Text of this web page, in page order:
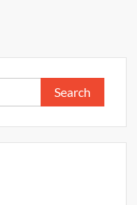
Search
for: